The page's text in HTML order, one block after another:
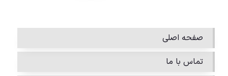
صفحه اصلی
تماس با ما